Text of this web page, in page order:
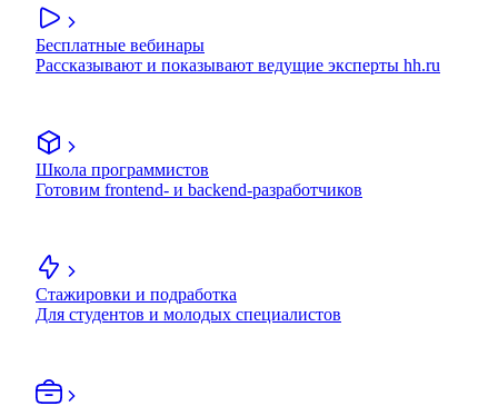
Бесплатные вебинары
Рассказывают и показывают ведущие эксперты hh.ru
Школа программистов
Готовим frontend- и backend-разработчиков
Стажировки и подработка
Для студентов и молодых специалистов